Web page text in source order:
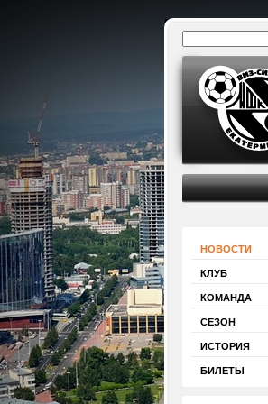
НОВОСТИ
КЛУБ
КОМАНДА
СЕЗОН
ИСТОРИЯ
БИЛЕТЫ